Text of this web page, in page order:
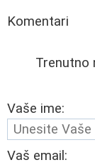
Komentari
Trenutno
Vaše ime:
Vaš email: